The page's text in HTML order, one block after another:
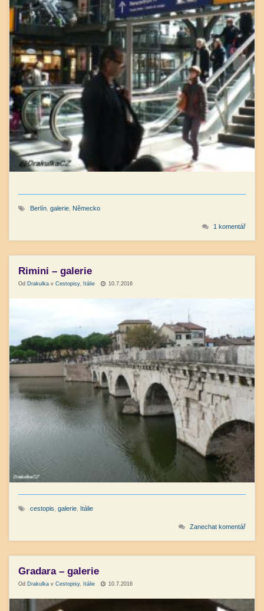
Berlín galerie Německo
1 komentář
Rimini – galerie
Od Drakulka v Cestopisy, Itálie 10.7.2016
cestopis galerie Itálie
Zanechat komentář
Gradara – galerie
Od Drakulka v Cestopisy, Itálie 10.7.2016